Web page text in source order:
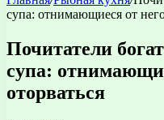
супа: отнимающиеся от
Почитатели
супа:
оторваться